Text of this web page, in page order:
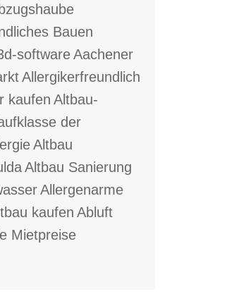
Bauen
softwareAachener
Allergikerfreundlich
kaufen Altbau-
der
Altbau
Altbau Sanierung
Allergenarme
kaufen Abluft
Mietpreise